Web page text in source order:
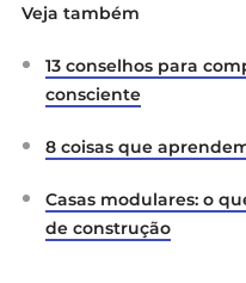
Veja também
13 conselhos para
consciente
8 coisas que
Casas modulares: o
de construção